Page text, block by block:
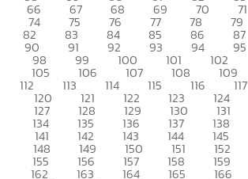
66 67 68 69 70 71
74 75 76 77 78 79
82 83 84 85 86 87
90 91 92 93 94 95
98 99 100 101 102
105 106 107 108 109
112 113 114 115 116 117
120 121 122 123 124
127 128 129 130 131
134 135 136 137 138
141 142 143 144 145
148 149 150 151 152
155 156 157 158 159
162 163 164 165 166